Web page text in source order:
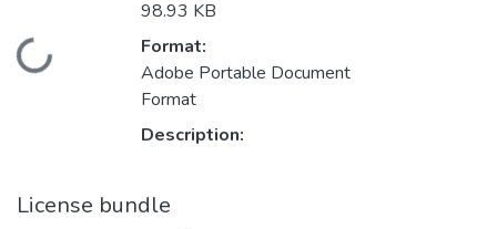
Loading...
98.93 KB
Format:
Adobe Portable Document
Format
Description:
License bundle